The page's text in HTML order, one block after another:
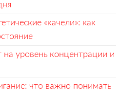
«качели»: как
на уровень концентрации и
что важно понимать